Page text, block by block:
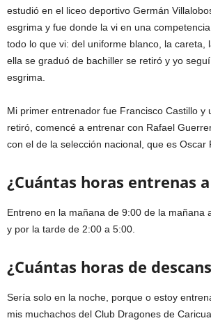
estudió en el liceo deportivo Germán
esgrima y fue donde la vi en una
todo lo que vi: del uniforme blanco, la careta,
ella se graduó de bachiller se retiró y yo
esgrima.
Mi primer entrenador fue Francisco Castillo y
retiró, comencé a entrenar con Rafael
con el de la selección nacional, que es Oscar
¿Cuántas horas entrenas
Entreno en la mañana de 9:00 de la mañana
y por la tarde de 2:00 a 5:00.
¿Cuántas horas de
Sería solo en la noche, porque o estoy
mis muchachos del Club Dragones de